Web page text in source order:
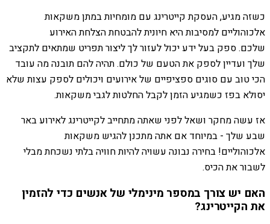
כשזה מגיע, העסקת קייטרינג עם מומחיות במתן משקאות
אלכוהוליים למסיבות היא חיונית להבטחת הצלחת האירוע
שלכם. ספק בעל ידע יכול לעזור לך ליצור תפריט שמתאים לתקציב
שלך ועדיין לספק את הטעם של כולם. תהיה להם תובנה מה עובד
הכי טוב עם סוגים ספציפיים של אירועים ויכולים לספק עצות שלא
יסולא בפז כשמגיע הזמן לקבל החלטות לגבי משקאות.
אז עשה מחקר ושאל לפני שאתה מתחייב לקייטרינג לאירוע באר
שבע שלך - במיוחד אם אתה מתכנן להגיש משקאות
אלכוהוליים! בחירה נבונה עשויה להיות חוויה בלתי נשכחת מבלי
לשבור את הכיס.
האם יש צורך במספר מינימלי של אנשים כדי להזמין
את הקייטרינג?